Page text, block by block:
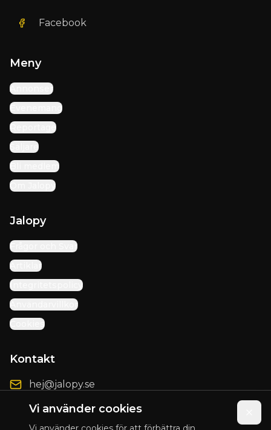
Vi använder cookies
Facebook
Meny
Annonser
Evenemang
Reportage
Säljare
Bli medlem
Om Jalopy
Jalopy
Frågor och Svar
Artiklar
Integritetspolicy
Användarvillkor
Cookies
Kontakt
hej@jalopy.se
Förbättringsförslag